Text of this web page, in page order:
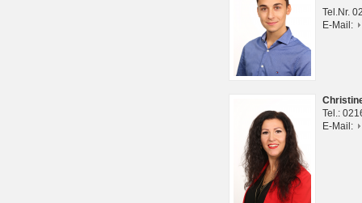
Tel.Nr.
E-Mail:
Tel.:
E-Mail: